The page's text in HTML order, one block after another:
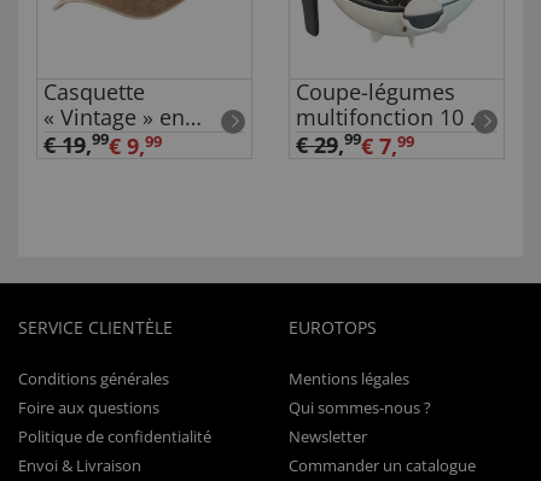
Casquette
« Vintage » en
coton
€ 19,99€ 9,99
Coupe-légumes
multifonction 10 en
1
€ 29,99€ 7,99
SERVICE CLIENTÈLE
Conditions générales
Foire aux questions
Politique de confidentialité
Envoi & Livraison
EUROTOPS
Mentions légales
Qui sommes-nous ?
Newsletter
Commander un catalogue